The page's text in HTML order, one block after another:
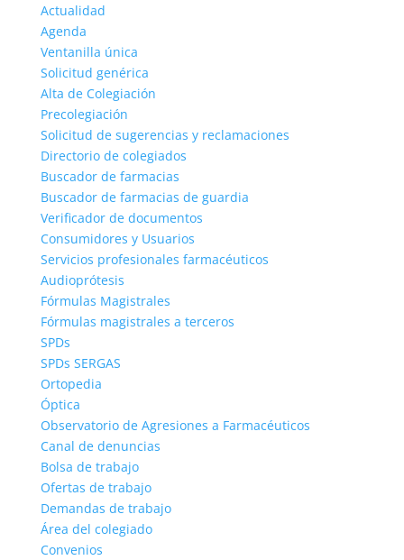
Actualidad
Agenda
Ventanilla única
Solicitud genérica
Alta de Colegiación
Precolegiación
Solicitud de sugerencias y reclamaciones
Directorio de colegiados
Buscador de farmacias
Buscador de farmacias de guardia
Verificador de documentos
Consumidores y Usuarios
Servicios profesionales farmacéuticos
Audioprótesis
Fórmulas Magistrales
Fórmulas magistrales a terceros
SPDs
SPDs SERGAS
Ortopedia
Óptica
Observatorio de Agresiones a Farmacéuticos
Canal de denuncias
Bolsa de trabajo
Ofertas de trabajo
Demandas de trabajo
Área del colegiado
Convenios